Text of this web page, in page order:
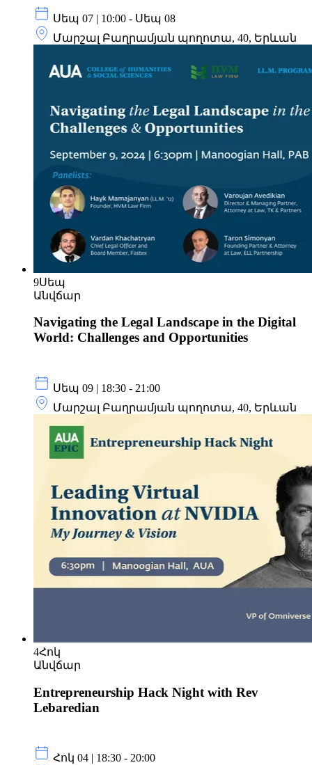
Սեպ 07 | 10:00 - Սեպ 08
Մարշալ Բաղրամյան պողոտա, 40, Երևան
9Սեպ
Անվճար
Navigating the Legal Landscape in the Digital
World: Challenges and Opportunities
Սեպ 09 | 18:30 - 21:00
Մարշալ Բաղրամյան պողոտա, 40, Երևան
4Հոկ
Անվճար
Entrepreneurship Hack Night with Rev
Lebaredian
Հոկ 04 | 18:30 - 20:00